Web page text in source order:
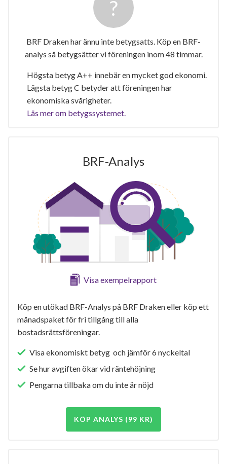
BRF Draken har ännu inte betygsatts. Köp en BRF-
analys så betygsätter vi föreningen inom 48 timmar.
Högsta betyg A++ innebär en mycket god ekonomi.
Lägsta betyg C betyder att föreningen har
ekonomiska svårigheter.
Läs mer om betygssystemet.
BRF-Analys
Visa exempelrapport
Köp en utökad BRF-Analys på BRF Draken eller köp ett
månadspaket för fri tillgång till alla
bostadsrättsföreningar.
Visa ekonomiskt betyg och jämför 6 nyckeltal
Se hur avgiften ökar vid räntehöjning
Pengarna tillbaka om du inte är nöjd
KÖP ANALYS (99 KR)